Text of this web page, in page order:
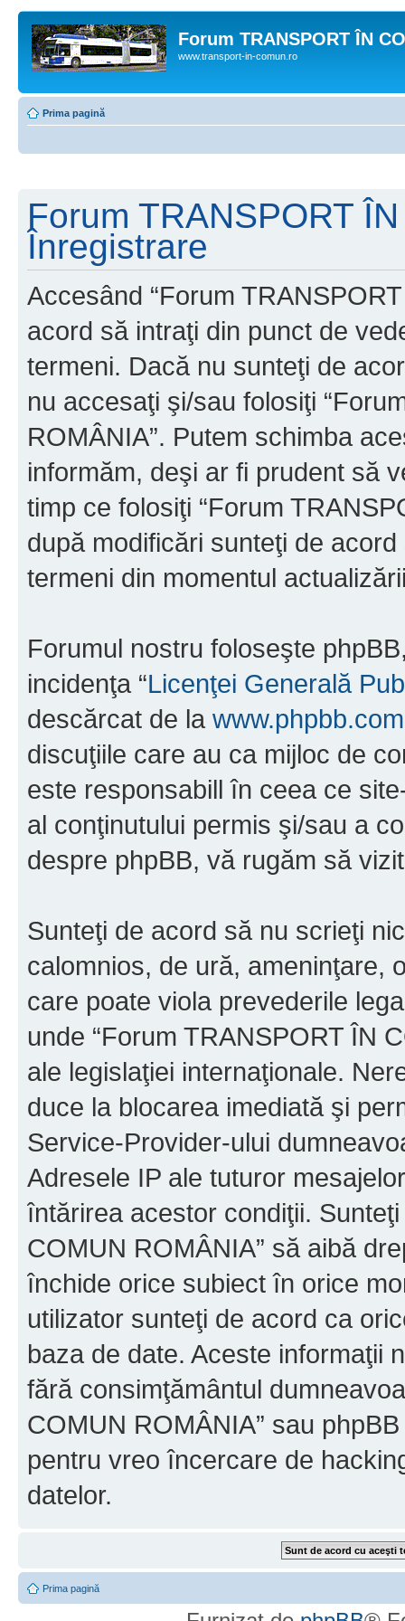
Forum TRANSPORT ÎN
www.transport-in-comun.ro
Prima pagină
Forum TRANSPORT
Înregistrare
Accesând “Forum
acord să intraţi din punct de
termeni. Dacă nu sunteţi de
nu accesaţi şi/sau folosiţi
ROMÂNIA”. Putem schimba
informăm, deşi ar fi prudent să
timp ce folosiţi “Forum
după modificări sunteţi de
termeni din momentul
Forumul nostru foloseşte
incidenţa “Licenţei Generală
descărcat de la www.phpbb.com
discuţiile care au ca mijloc de
este responsabill în ceea ce
al conţinutului permis şi/sau a
despre phpBB, vă rugăm să
Sunteţi de acord să nu scrieţi
calomnios, de ură, ameninţare,
care poate viola prevederile
unde “Forum TRANSPORT ÎN
ale legislaţiei internaţionale.
duce la blocarea imediată şi
Service-Provider-ului
Adresele IP ale tuturor
întărirea acestor condiţii.
COMUN ROMÂNIA” să aibă
închide orice subiect în orice
utilizator sunteţi de acord ca
baza de date. Aceste informaţii
fără consimţământul
COMUN ROMÂNIA” sau
pentru vreo încercare de
datelor.
Prima pagină